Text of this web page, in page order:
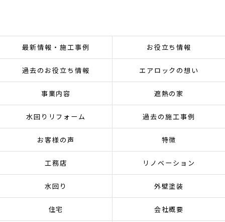
最新情報・施工事例 お役立ち情報
過去のお役立ち情報 エアロックの想い
事業内容 遮熱の家
水回りリフォーム 過去の施工事例
お客様の声 特徴
工務店 リノベーション
水回り 外壁塗装
住宅 会社概要